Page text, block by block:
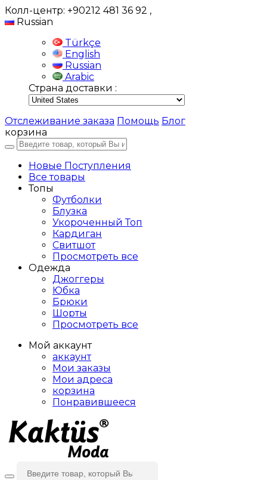
Колл-центр: +90212 481 36 92 ,
Russian
Türkçe
English
Russian
Arabic
Страна доставки :
Отслеживание заказа Помощь Блог
корзина
Новые Поступления
Все товары
Топы
Футболки
Блузка
Укороченный Топ
Кардиган
Свитшот
Просмотреть все
Одежда
Джоггеры
Юбка
Брюки
Шорты
Просмотреть все
Мой аккаунт
аккаунт
Мои заказы
Мои адреса
корзина
Понравившееся